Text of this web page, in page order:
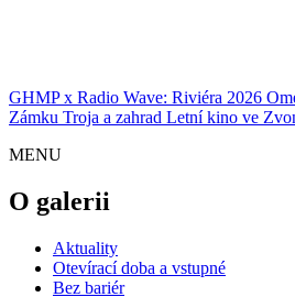
GHMP x Radio Wave: Riviéra 2026
Zámku Troja a zahrad Letní kino ve
MENU
O galerii
Aktuality
Otevírací doba a vstupné
Bez bariér